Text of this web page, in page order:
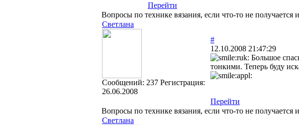
Перейти
Вопросы по технике вязания, если что-то не получается
Светлана
Cообщений: 237 Регистрация:
26.06.2008
#
12.10.2008 21:47:29
Большое
тонкими. Теперь буду
Перейти
Вопросы по технике вязания, если что-то не получается
Светлана